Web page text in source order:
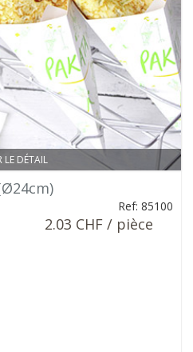
LE DÉTAIL
Ref: 85100
2.03 CHF / pièce